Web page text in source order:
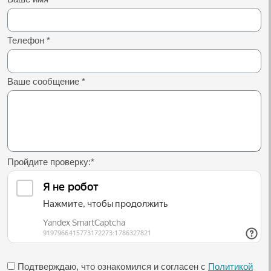
Телефон *
Ваше сообщение *
Пройдите проверку:*
Подтверждаю, что ознакомился и согласен с Политикой